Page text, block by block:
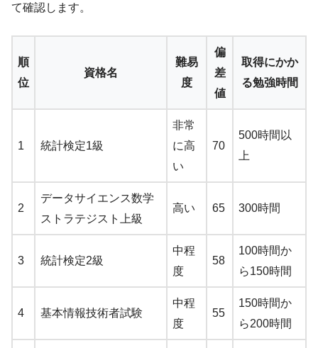
て確認します。
順
位
資格名
難易
度
偏
差
値
取得にかか
る勉強時間
1 統計検定1級
非常
に高
い
70
500時間以
上
2
データサイエンス数学
ストラテジスト上級
高い 65 300時間
3 統計検定2級
中程
度
58
100時間か
ら150時間
4 基本情報技術者試験
中程
度
55
150時間か
ら200時間